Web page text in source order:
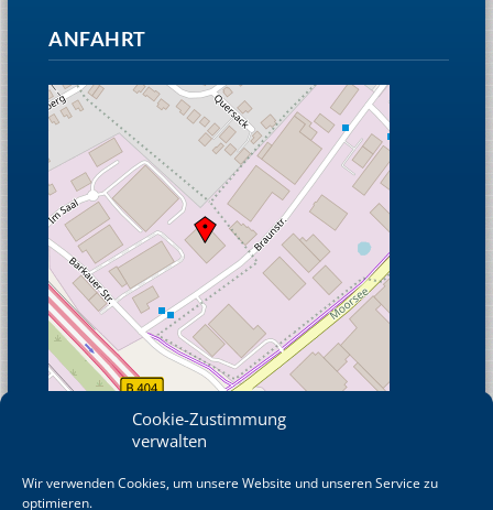
Cookie-Zustimmung
verwalten
Wir verwenden Cookies, um unsere Website und unseren Service zu
optimieren.
ANFAHRT
© OpenStreetMap